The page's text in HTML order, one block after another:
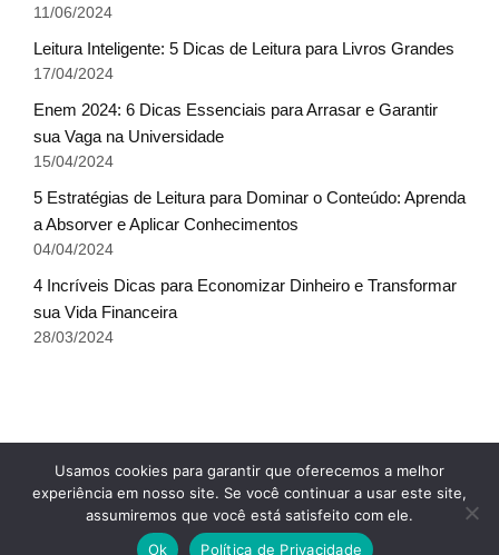
11/06/2024
Leitura Inteligente: 5 Dicas de Leitura para Livros Grandes
17/04/2024
Enem 2024: 6 Dicas Essenciais para Arrasar e Garantir
sua Vaga na Universidade
15/04/2024
5 Estratégias de Leitura para Dominar o Conteúdo: Aprenda
a Absorver e Aplicar Conhecimentos
04/04/2024
4 Incríveis Dicas para Economizar Dinheiro e Transformar
sua Vida Financeira
28/03/2024
Fale conosco
Glossário do Sucesso
Política de Privacidade
Sobre Nós Termos de uso
© Escala do Sucesso - TODOS OS DIREITOS
x
Usamos cookies para garantir que oferecemos a melhor
experiência em nosso site. Se você continuar a usar este site,
assumiremos que você está satisfeito com ele.
Ok
Política de Privacidade